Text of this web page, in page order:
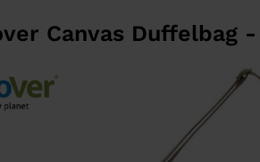
Canvas Duffelbag -